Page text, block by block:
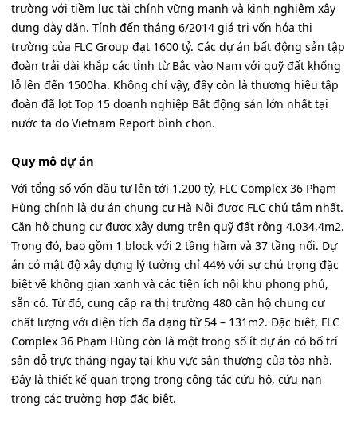
trường với tiềm lực tài chính vững mạnh và kinh nghiệm xây
dựng dày dặn. Tính đến tháng 6/2014 giá trị vốn hóa thị
trường của FLC Group đạt 1600 tỷ. Các dự án bất động sản tập
đoàn trải dài khắp các tỉnh từ Bắc vào Nam với quỹ đất khổng
lỗ lên đến 1500ha. Không chỉ vậy, đây còn là thương hiệu tập
đoàn đã lọt Top 15 doanh nghiệp Bất động sản lớn nhất tại
nước ta do Vietnam Report bình chọn.
Quy mô dự án
Với tổng số vốn đầu tư lên tới 1.200 tỷ, FLC Complex 36 Phạm
Hùng chính là dự án chung cư Hà Nội được FLC chú tâm nhất.
Căn hộ chung cư được xây dựng trên quỹ đất rộng 4.034,4m2.
Trong đó, bao gồm 1 block với 2 tầng hầm và 37 tầng nổi. Dự
án có mật độ xây dựng lý tưởng chỉ 44% với sự chú trọng đặc
biệt về không gian xanh và các tiện ích nội khu phong phú,
sẵn có. Từ đó, cung cấp ra thị trường 480 căn hộ chung cư
chất lượng với diện tích đa dạng từ 54 – 131m2. Đặc biệt, FLC
Complex 36 Phạm Hùng còn là một trong số ít dự án có bố trí
sân đỗ trực thăng ngay tại khu vực sân thượng của tòa nhà.
Đây là thiết kế quan trọng trong công tác cứu hộ, cứu nạn
trong các trường hợp đặc biệt.